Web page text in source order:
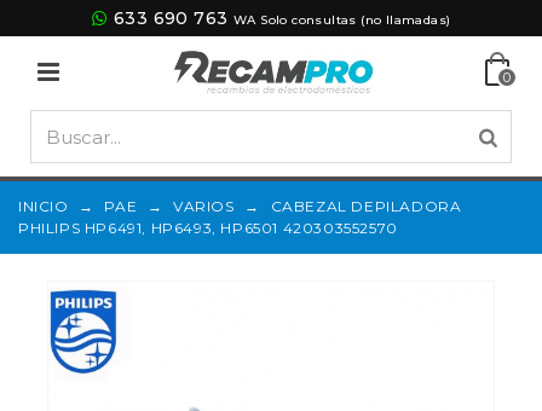
633 690 763 WA Solo consultas (no llamadas)
0
INICIO → PAE → VARIOS →
CABEZAL DEPILADORA
PHILIPS HP6491, HP6493, HP6501 420303552570